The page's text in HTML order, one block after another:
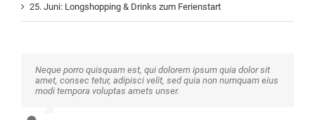
25. Juni: Longshopping & Drinks zum Ferienstart
Neque porro quisquam est, qui dolorem ipsum quia dolor sit
amet, consec tetur, adipisci velit, sed quia non numquam eius
modi tempora voluptas amets unser.
Aliquam erat volutpat. Quisque at est id ligula facilisis laoreet
eget pulvinar nibh. Suspendisse at ultrices dui. Curabitur ac
felis arcu sadips ipsums fugiats nemis.